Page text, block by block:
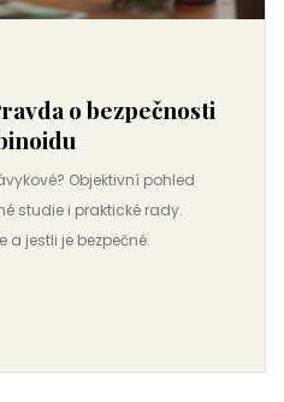
o bezpečnosti
Objektivní pohled
studie i praktické rady.
a jestli je bezpečné.